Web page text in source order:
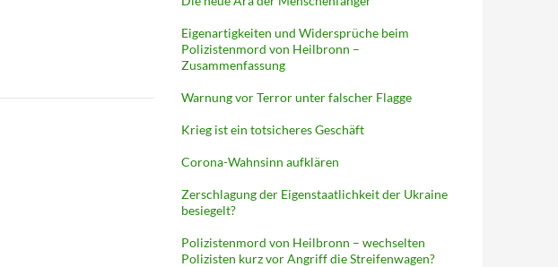
Eigenartigkeiten und Widersprüche beim
Polizistenmord von Heilbronn –
Zusammenfassung
Warnung vor Terror unter falscher Flagge
Krieg ist ein totsicheres Geschäft
Corona-Wahnsinn aufklären
Zerschlagung der Eigenstaatlichkeit der Ukraine
besiegelt?
Polizistenmord von Heilbronn – wechselten
Polizisten kurz vor Angriff die Streifenwagen?